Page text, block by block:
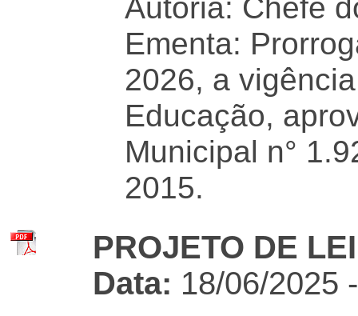
Autoria: Chefe
Ementa:
2026, a
Educação,
Municipal n°
2015.
PROJETO DE
Data: 18/06/2025